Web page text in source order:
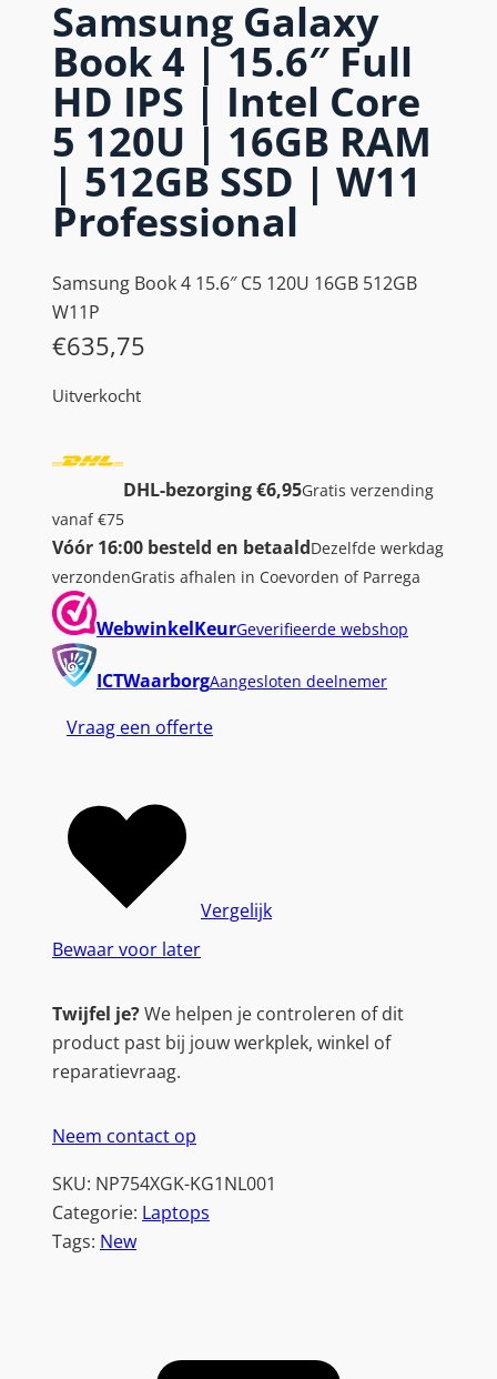
Samsung Galaxy
Book 4 | 15.6″ Full
HD IPS | Intel Core
5 120U | 16GB RAM
| 512GB SSD | W11
Professional
Samsung Book 4 15.6″ C5 120U 16GB 512GB
W11P
€635,75
Uitverkocht
DHL-bezorging €6,95Gratis verzending
vanaf €75
Vóór 16:00 besteld en betaaldDezelfde werkdag
verzondenGratis afhalen in Coevorden of Parrega
WebwinkelKeurGeverifieerde webshop
ICTWaarborgAangesloten deelnemer
Vraag een offerte
Bewaar voor later
Vergelijk
Twijfel je?We helpen je controleren of dit
product past bij jouw werkplek, winkel of
reparatievraag.
Neem contact op
SKU: NP754XGK-KG1NL001
Categorie: Laptops
Tags: New